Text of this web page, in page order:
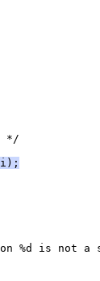
*/
%d is not a